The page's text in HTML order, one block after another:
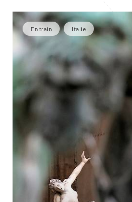
En train Italie